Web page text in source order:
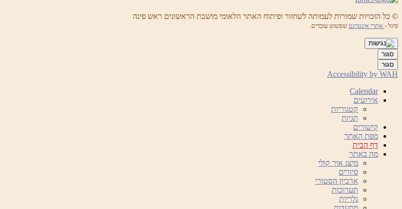
© כל הזכויות שמורות לעמותה לשחזור ופיתוח האתר הלאומי מושבת הראשונים ראש פינה
סיגל - אתרי אינטרנט שפשוט עובדים.
סגור
סגור
Accessibility by WAH
Calendar
אירועים
קטגוריות
תגיות
קישורים
מפת האתר
דף הבית
מה באתר
מיצג אור קולי
סיורים
ארכיון הסטורי
תערוכות
גלריות